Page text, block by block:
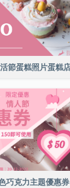
巧克力主題優惠券